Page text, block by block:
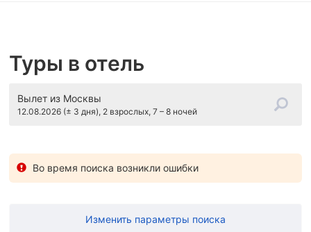
Туры в отель
Вылет из Москвы
12.08.2026 (± 3 дня), 2 взрослых, 7 – 8 ночей
Во время поиска возникли ошибки
Изменить параметры поиска